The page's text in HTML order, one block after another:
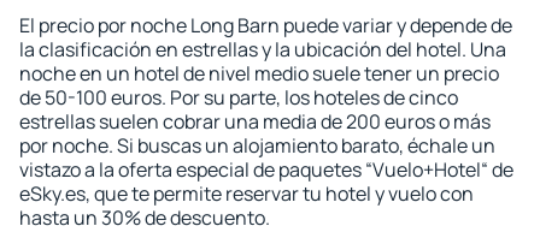
El precio por noche Long Barn puede variar y depende de
la clasificación en estrellas y la ubicación del hotel. Una
noche en un hotel de nivel medio suele tener un precio
de 50-100 euros. Por su parte, los hoteles de cinco
estrellas suelen cobrar una media de 200 euros o más
por noche. Si buscas un alojamiento barato, échale un
vistazo a la oferta especial de paquetes “Vuelo+Hotel“ de
eSky.es, que te permite reservar tu hotel y vuelo con
hasta un 30% de descuento.